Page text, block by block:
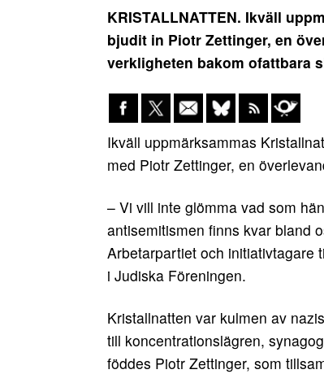
KRISTALLNATTEN. Ikväll
bjudit in Piotr Zettinger, en
verkligheten bakom ofattbara
Ikväll uppmärksammas
med Piotr Zettinger, en
– Vi vill inte glömma vad som
antisemitismen finns kvar bland
Arbetarpartiet och initiativtagare
i Judiska Föreningen.
Kristallnatten var kulmen av
till koncentrationslägren,
föddes Piotr Zettinger, som